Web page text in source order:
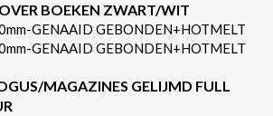
BOEKEN ZWART/WIT
GENAAID GEBONDEN+HOTMELT
GENAAID GEBONDEN+HOTMELT
MAGAZINES GELIJMD FULL